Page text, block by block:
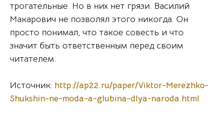
трогательные. Но в них нет грязи. Василий
Макарович не позволял этого никогда. Он
просто понимал, что такое совесть и что
значит быть ответственным перед своим
читателем.
Источник: http://ap22.ru/paper/Viktor-Merezhko-
Shukshin-ne-moda-a-glubina-dlya-naroda.html